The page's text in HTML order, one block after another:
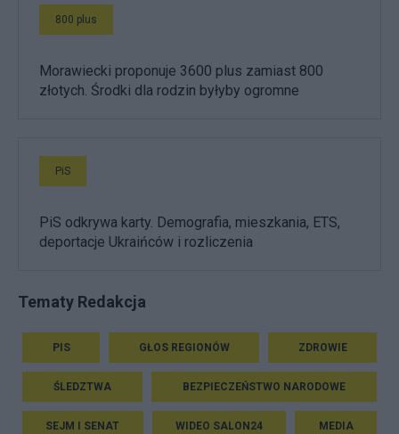
800 plus
Morawiecki proponuje 3600 plus zamiast 800
złotych. Środki dla rodzin byłyby ogromne
PiS
PiS odkrywa karty. Demografia, mieszkania, ETS,
deportacje Ukraińców i rozliczenia
Tematy Redakcja
PIS GŁOS REGIONÓW ZDROWIE
ŚLEDZTWA BEZPIECZEŃSTWO NARODOWE
SEJM I SENAT WIDEO SALON24 MEDIA